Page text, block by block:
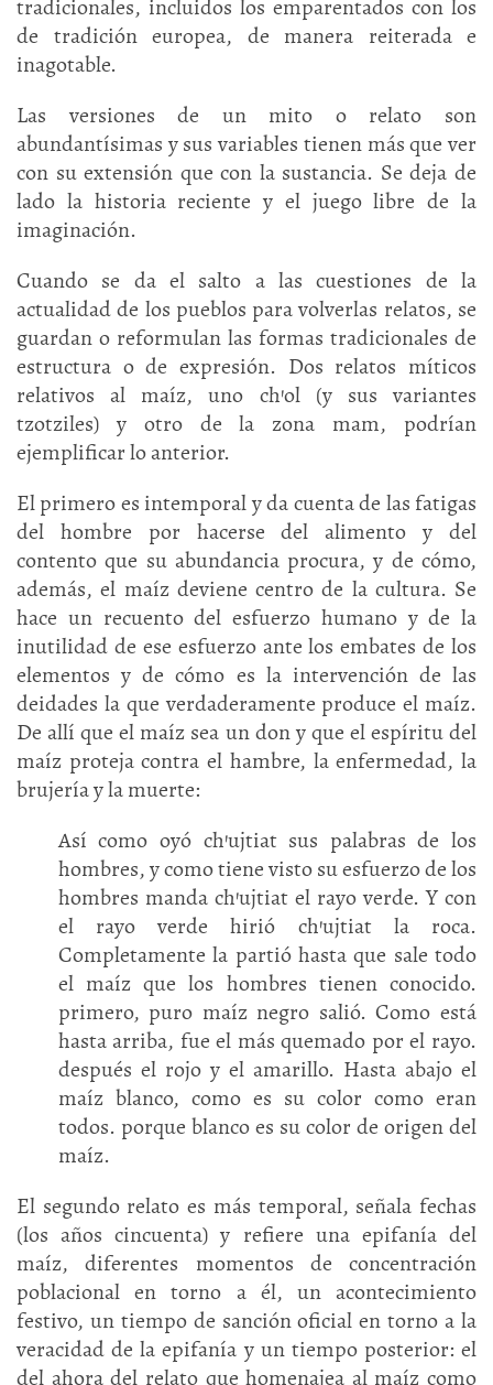
tradicionales, incluidos los emparentados con los
de tradición europea, de manera reiterada e
inagotable.
Las versiones de un mito o relato son
abundantísimas y sus variables tienen más que ver
con su extensión que con la sustancia. Se deja de
lado la historia reciente y el juego libre de la
imaginación.
Cuando se da el salto a las cuestiones de la
actualidad de los pueblos para volverlas relatos, se
guardan o reformulan las formas tradicionales de
estructura o de expresión. Dos relatos míticos
relativos al maíz, uno ch’ol (y sus variantes
tzotziles) y otro de la zona mam, podrían
ejemplificar lo anterior.
El primero es intemporal y da cuenta de las fatigas
del hombre por hacerse del alimento y del
contento que su abundancia procura, y de cómo,
además, el maíz deviene centro de la cultura. Se
hace un recuento del esfuerzo humano y de la
inutilidad de ese esfuerzo ante los embates de los
elementos y de cómo es la intervención de las
deidades la que verdaderamente produce el maíz.
De allí que el maíz sea un don y que el espíritu del
maíz proteja contra el hambre, la enfermedad, la
brujería y la muerte:
Así como oyó ch’ujtiat sus palabras de los
hombres, y como tiene visto su esfuerzo de los
hombres manda ch’ujtiat el rayo verde. Y con
el rayo verde hirió ch’ujtiat la roca.
Completamente la partió hasta que sale todo
el maíz que los hombres tienen conocido.
primero, puro maíz negro salió. Como está
hasta arriba, fue el más quemado por el rayo.
después el rojo y el amarillo. Hasta abajo el
maíz blanco, como es su color como eran
todos. porque blanco es su color de origen del
maíz.
El segundo relato es más temporal, señala fechas
(los años cincuenta) y refiere una epifanía del
maíz, diferentes momentos de concentración
poblacional en torno a él, un acontecimiento
festivo, un tiempo de sanción oficial en torno a la
veracidad de la epifanía y un tiempo posterior: el
del ahora del relato que homenajea al maíz como